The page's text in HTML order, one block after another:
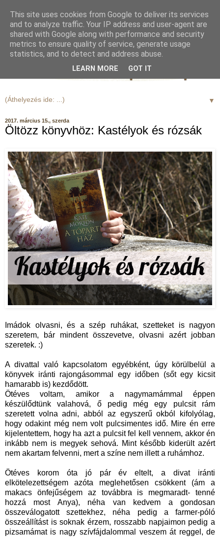
▼
2017. március 15., szerda
Öltözz könyvhöz: Kastélyok és rózsák
Imádok olvasni, és a szép ruhákat, szetteket is nagyon
szeretem, bár mindent összevetve, olvasni azért jobban
szeretek. :)
A divattal való kapcsolatom egyébként, úgy körülbelül a
könyvek iránti rajongásommal egy időben (sőt egy kicsit
hamarabb is) kezdődött.
Ötéves voltam, amikor a nagymamámmal éppen
készülődtünk valahová, ő pedig még egy pulcsit rám
szeretett volna adni, abból az egyszerű okból kifolyólag,
hogy odakint még nem volt pulcsimentes idő. Mire én erre
kijelentettem, hogy ha azt a pulcsit fel kell vennem, akkor én
inkább nem is megyek sehová. Mint később kiderült azért
nem akartam felvenni, mert a színe nem illett a ruhámhoz.
Ötéves korom óta jó pár év eltelt, a divat iránti
elkötelezettségem azóta meglehetősen csökkent (ám a
makacs önfejűségem az továbbra is megmaradt- tenné
hozzá most Anya), néha van kedvem a gondosan
összeválogatott szettekhez, néha pedig a farmer-póló
összeállítást is soknak érzem, rosszabb napjaimon pedig a
pizsamámat is nagy szívfájdalommal veszem át reggel, de
This site uses cookies from Google to deliver its services
and to analyze traffic. Your IP address and user-agent are
shared with Google along with performance and security
metrics to ensure quality of service, generate usage
statistics, and to detect and address abuse.
LEARN MORE GOT IT